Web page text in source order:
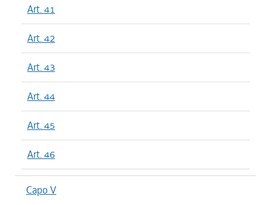
Art. 41
Art. 42
Art. 43
Art. 44
Art. 45
Art. 46
Capo V